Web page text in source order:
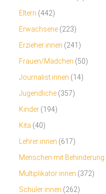
Eltern (442)
Erwachsene (223)
Erzieher:innen (241)
Frauen/Mädchen (50)
Journalist:innen (14)
Jugendliche (357)
Kinder (194)
Kita (40)
Lehrer:innen (617)
Menschen mit Behinderung
Multiplikator:innen (372)
Schüler:innen (262)